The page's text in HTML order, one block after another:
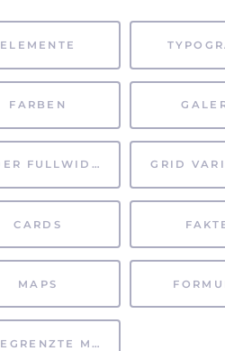
ELEMENTE
FARBEN
SLIDER FULLWIDTH GRID
CARDS
MAPS
UNBEGRENZTE MÖGLICHKEITEN